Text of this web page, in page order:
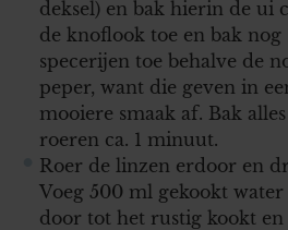
deksel) en bak hierin de ui
de knoflook toe en bak nog
specerijen toe behalve de
peper, want die geven in
mooiere smaak af. Bak
roeren ca. 1 minuut.
Roer de linzen erdoor en
Voeg 500 ml gekookt water
door tot het rustig kookt en